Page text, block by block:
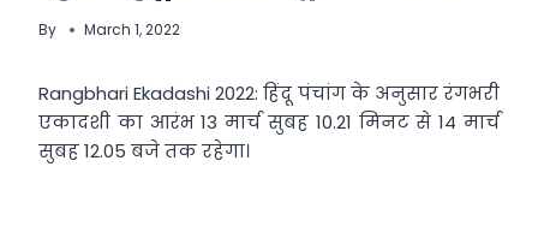
By March 1, 2022
Rangbhari Ekadashi 2022: हिंदू पंचांग के अनुसार रंगभरी
एकादशी का आरंभ 13 मार्च सुबह 10.21 मिनट से 14 मार्च
सुबह 12.05 बजे तक रहेगा।